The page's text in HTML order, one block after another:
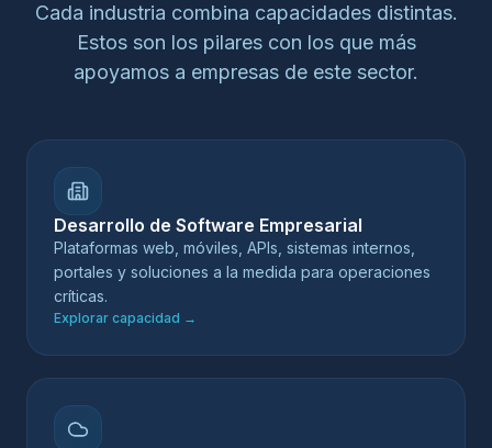
Cada industria combina capacidades distintas.
Estos son los pilares con los que más
apoyamos a empresas de este sector.
Desarrollo de Software Empresarial
Plataformas web, móviles, APIs, sistemas internos,
portales y soluciones a la medida para operaciones
críticas.
Explorar capacidad →